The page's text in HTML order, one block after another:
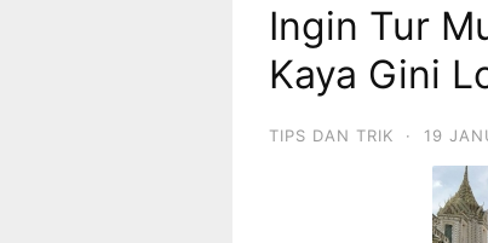
Ingin Tur
Kaya Gini
TIPS DAN TRIK · 19